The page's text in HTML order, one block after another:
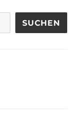
SUCHEN